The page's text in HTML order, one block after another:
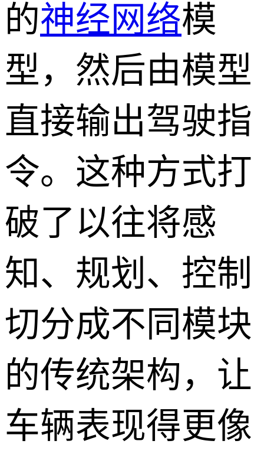
的神经网络模
型，然后由模型
直接输出驾驶指
令。这种方式打
破了以往将感
知、规划、控制
切分成不同模块
的传统架构，让
车辆表现得更像